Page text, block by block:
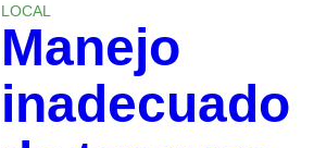
LOCAL
Manejo
inadecuado